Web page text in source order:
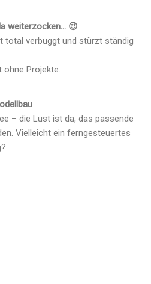
weiterzocken… 😉
total verbuggt und stürzt ständig
ohne Projekte.
– die Lust ist da, das passende
Vielleicht ein ferngesteuertes